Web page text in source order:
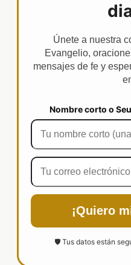
Únete a nuestra
Evangelio,
mensajes de fe y
Nombre corto o
¡Quiero
🛡️ Tus datos están